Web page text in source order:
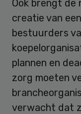
Ook brengt de
creatie van
bestuurders
plannen en
zorg moeten
verwacht dat